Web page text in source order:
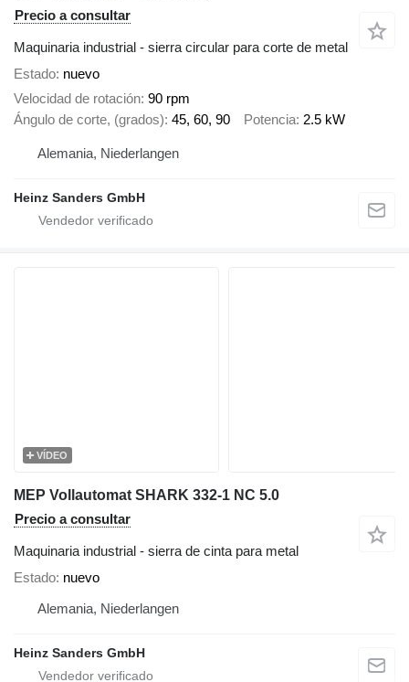
Precio a consultar
Maquinaria industrial - sierra circular para corte de metal
Estado nuevo
Velocidad de rotación 90 rpm
Ángulo de corte, (grados) 45, 60, 90 Potencia 2.5 kW
Alemania, Niederlangen
Heinz Sanders GmbH
VÍDEO
MEP Vollautomat SHARK 332-1 NC 5.0
Precio a consultar
Maquinaria industrial - sierra de cinta para metal
Estado nuevo
Alemania, Niederlangen
Heinz Sanders GmbH